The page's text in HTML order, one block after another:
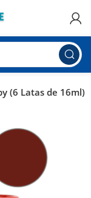
(6 Latas de 16ml)